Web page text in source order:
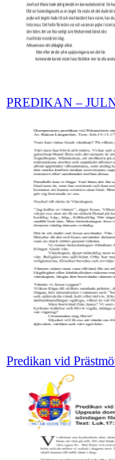
PREDIKAN –
Predikan vid